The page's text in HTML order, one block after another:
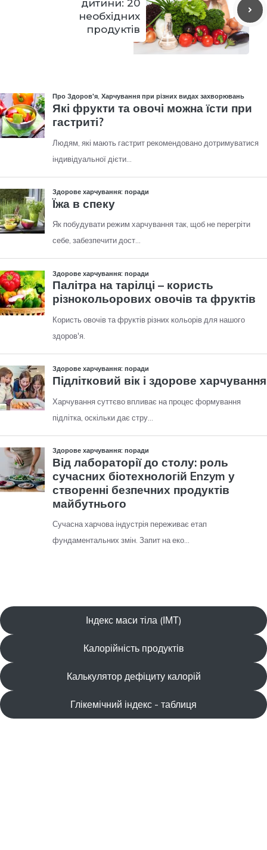
дитини: 20
необхідних
продуктів
Індекс маси тіла (ІМТ)
Калорійність продуктів
Калькулятор дефіциту калорій
Глікемічний індекс - таблиця